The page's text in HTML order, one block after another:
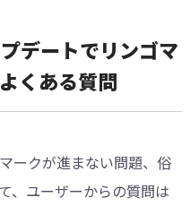
デートでリンゴマ
くある質問
ークが進まない問題、俗
、ユーザーからの質問は